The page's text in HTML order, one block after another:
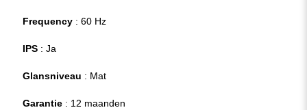
Frequency : 60 Hz
IPS : Ja
Glansniveau : Mat
Garantie : 12 maanden